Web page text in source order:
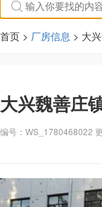
首页 > 厂房信息 > 大
大兴魏善庄
编号：WS_1780468022